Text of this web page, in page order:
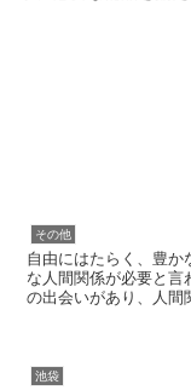
その他
自由にはたらく、豊
な人間関係が必要と言
の出会いがあり、人間
池袋